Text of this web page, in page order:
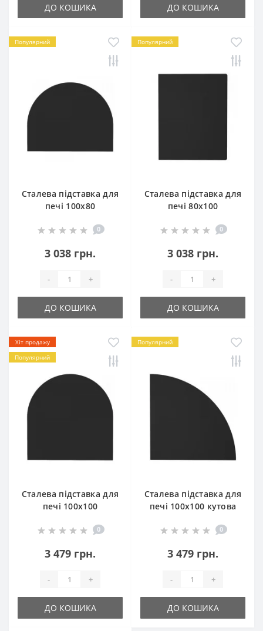
ДО КОШИКА ДО КОШИКА
Популярний
Сталева підставка для
печі 100х80
0
3 038 грн.
- +
ДО КОШИКА
Популярний
Сталева підставка для
печі 80х100
0
3 038 грн.
- +
ДО КОШИКА
Хіт продажу
Популярний
Сталева підставка для
печі 100х100
0
3 479 грн.
- +
ДО КОШИКА
Популярний
Сталева підставка для
печі 100х100 кутова
0
3 479 грн.
- +
ДО КОШИКА